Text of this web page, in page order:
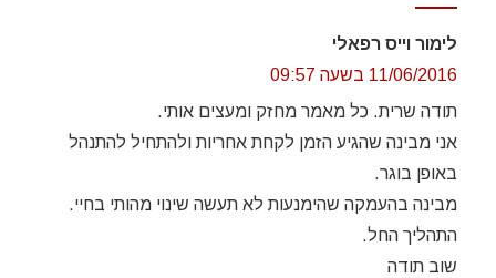
לימור וייס רפאלי
11/06/2016 בשעה 09:57
תודה שרית. כל מאמר מחזק ומעצים אותי.
אני מבינה שהגיע הזמן לקחת אחריות ולהתחיל להתנהל
באופן בוגר.
מבינה בהעמקה שהימנעות לא תעשה שינוי מהותי בחיי.
התהליך החל.
שוב תודה